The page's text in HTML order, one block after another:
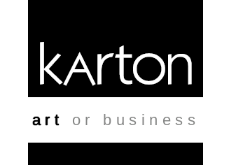
art or business